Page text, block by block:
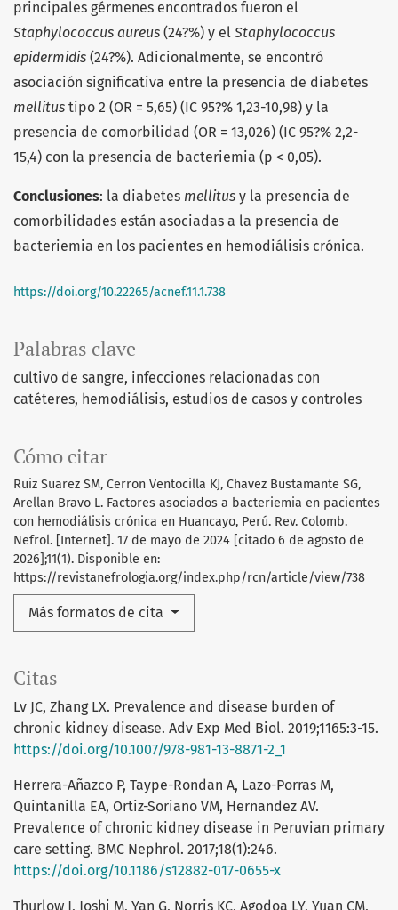
Palabras clave
cultivo de sangre infecciones relacionadas con
catéteres hemodiálisis estudios de casos y controles
Cómo citar
Ruiz Suarez SM, Cerron Ventocilla KJ, Chavez Bustamante SG,
Arellan Bravo L. Factores asociados a bacteriemia en pacientes
con hemodiálisis crónica en Huancayo, Perú. Rev. Colomb.
Nefrol. [Internet]. 17 de mayo de 2024 [citado 6 de agosto de
2026];11(1). Disponible en:
https://revistanefrologia.org/index.php/rcn/article/view/738
Más formatos de cita
principales gérmenes encontrados fueron el
Staphylococcus aureus (24?%) y el Staphylococcus
epidermidis (24?%). Adicionalmente, se encontró
asociación significativa entre la presencia de diabetes
mellitus tipo 2 (OR = 5,65) (IC 95?% 1,23-10,98) y la
presencia de comorbilidad (OR = 13,026) (IC 95?% 2,2-
15,4) con la presencia de bacteriemia (p < 0,05).
Conclusiones: la diabetes mellitus y la presencia de
comorbilidades están asociadas a la presencia de
bacteriemia en los pacientes en hemodiálisis crónica.
https://doi.org/10.22265/acnef.11.1.738
Citas
Lv JC, Zhang LX. Prevalence and disease burden of
chronic kidney disease. Adv Exp Med Biol. 2019;1165:3-15.
https://doi.org/10.1007/978-981-13-8871-2_1
Herrera-Añazco P, Taype-Rondan A, Lazo-Porras M,
Quintanilla EA, Ortiz-Soriano VM, Hernandez AV.
Prevalence of chronic kidney disease in Peruvian primary
care setting. BMC Nephrol. 2017;18(1):246.
https://doi.org/10.1186/s12882-017-0655-x
Thurlow J, Joshi M, Yan G, Norris KC, Agodoa LY, Yuan CM,